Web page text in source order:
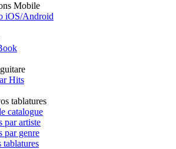
Mobile
iOS/Android
Hits
tablatures
catalogue
par artiste
par genre
tablatures